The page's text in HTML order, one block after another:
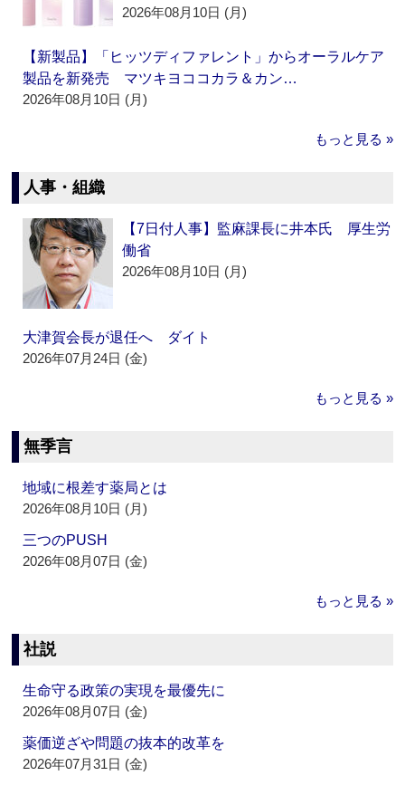
2026年08月10日 (月)
【新製品】「ヒッツディファレント」からオーラルケア
製品を新発売 マツキヨココカラ＆カン…
2026年08月10日 (月)
もっと見る »
人事・組織
【7日付人事】監麻課長に井本氏 厚生労
働省
2026年08月10日 (月)
大津賀会長が退任へ ダイト
2026年07月24日 (金)
もっと見る »
無季言
地域に根差す薬局とは
2026年08月10日 (月)
三つのPUSH
2026年08月07日 (金)
もっと見る »
社説
生命守る政策の実現を最優先に
2026年08月07日 (金)
薬価逆ざや問題の抜本的改革を
2026年07月31日 (金)